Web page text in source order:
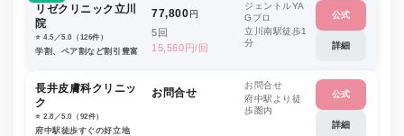
リゼクリニック立川
院
⭐️ 4.5／5.0（126件）
学割、ペア割など割引豊富
77,800円
5回
15,560円/回
ジェントルYA
Gプロ
立川南駅徒歩1
分
公式
詳細
長井皮膚科クリニッ
ク
⭐️ 2.8／5.0（92件）
府中駅徒歩すぐの好立地
お問合せ
お問合せ
府中駅より徒
歩圏内
公式
詳細